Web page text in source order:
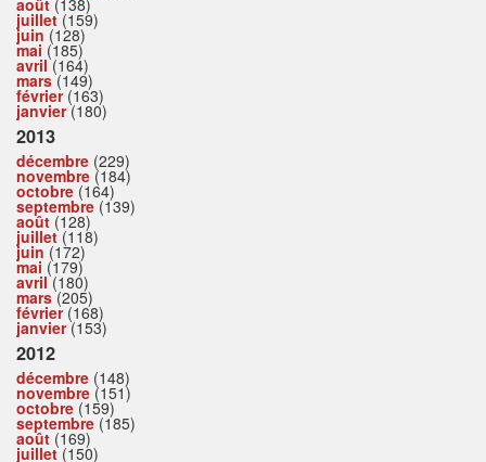
juillet(159)
juin (128)
mai (185)
avril(164)
mars(149)
février(163)
janvier(180)
2013
décembre (229)
novembre (184)
octobre (164)
septembre (139)
août (128)
juillet(118)
juin (172)
mai (179)
avril(180)
mars(205)
février(168)
janvier(153)
2012
décembre (148)
novembre (151)
octobre (159)
septembre (185)
août (169)
juillet(150)